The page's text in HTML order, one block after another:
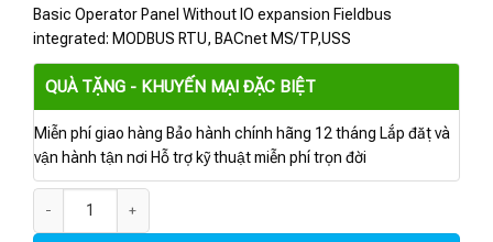
Basic Operator Panel Without IO expansion Fieldbus
integrated: MODBUS RTU, BACnet MS/TP,USS
QUÀ TẶNG - KHUYẾN MẠI ĐẶC BIỆT
Miễn phí giao hàng Bảo hành chính hãng 12 tháng Lắp đặt và
vận hành tận nơi Hỗ trợ kỹ thuật miễn phí trọn đời